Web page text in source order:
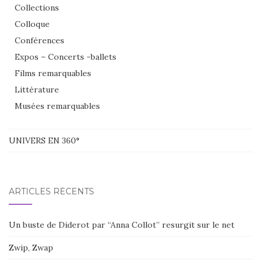
Collections
Colloque
Conférences
Expos – Concerts -ballets
Films remarquables
Littérature
Musées remarquables
UNIVERS EN 360°
ARTICLES RÉCENTS
Un buste de Diderot par “Anna Collot” resurgit sur le net
Zwip, Zwap